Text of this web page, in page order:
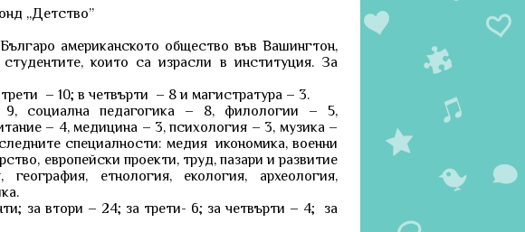
„Детство”
американското общество във Вашингтон,
които са израсли в институция. За
– 10; в четвърти – 8 и магистратура – 3.
социална педагогика – 8, филологии – 5,
– 4, медицина – 3, психология – 3, музика –
специалности: медия икономика, военни
европейски проекти, труд, пазари и развитие
етнология, екология, археология,
за втори – 24; за трети- 6; за четвърти – 4; за